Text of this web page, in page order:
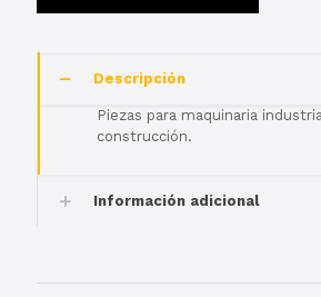
Descripción
Piezas para maquinaria
construcción.
Información adicional